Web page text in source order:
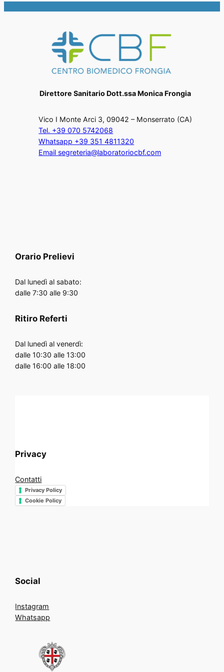
Direttore Sanitario Dott.ssa Monica Frongia
Vico I Monte Arci 3, 09042 – Monserrato (CA)
Tel. +39 070 5742068
Whatsapp +39 351 4811320
Email segreteria@laboratoriocbf.com
Orario Prelievi
Dal lunedì al sabato:
dalle 7:30 alle 9:30
Ritiro Referti
Dal lunedì al venerdì:
dalle 10:30 alle 13:00
dalle 16:00 alle 18:00
Privacy
Contatti
Privacy Policy
Cookie Policy
Social
Instagram
Whatsapp